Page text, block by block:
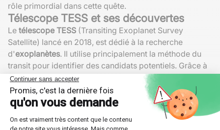
rôle primordial dans cette quête.
Télescope TESS et ses découvertes
Le télescope TESS (Transiting Exoplanet Survey
Satellite) lancé en 2018, est dédié à la recherche
d'exoplanètes. Il utilise principalement la méthode du
transit pour identifier des candidats potentiels. Grâce à
sa capacité de surveillance d'un grand nombre
d'étoiles, il permet une couverture détaillée du ciel.
Jusqu'à présent, TESS a découvert plusieurs milliers de
planètes extrasolaires
, aidant ainsi à établir des
statistiques vitales sur la fréquence des différents types